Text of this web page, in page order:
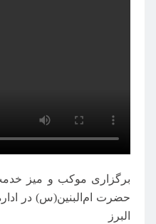
برگزاری موکب و میز خدمت
حضرت ام‌البنین(س) در
البرز